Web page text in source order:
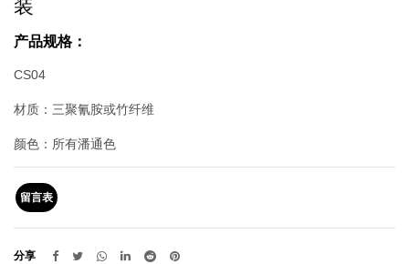
装
产品规格：
CS04
材质：三聚氰胺或竹纤维
颜色：所有潘通色
留言表
分享